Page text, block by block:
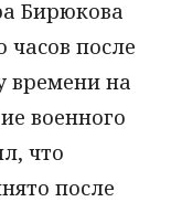
Бирюкова
часов после
времени на
военного
что
после